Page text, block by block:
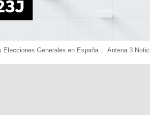
Elecciones Generales en España Antena 3